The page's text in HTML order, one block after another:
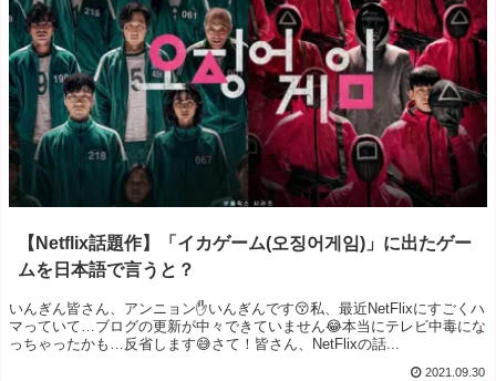
【Netflix話題作】「イカゲーム(오징어게임)」に出たゲー
ムを日本語で言うと？
いんぎん皆さん、アンニョン✋いんぎんです😚私、最近NetFlixにすごくハ
マっていて…ブログの更新が中々できていません😂本当にテレビ中毒にな
っちゃったかも…反省します😅さて！皆さん、NetFlixの話...
2021.09.30